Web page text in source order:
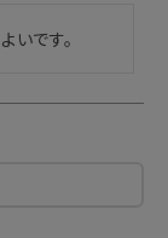
いです。